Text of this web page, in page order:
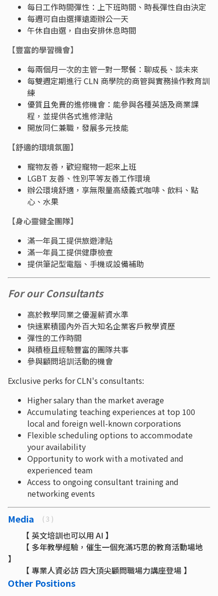
每日工作時間彈性：上下班時間、時長彈性自由決定
每週可自由選擇遠距辦公一天
午休自由選，自由安排休息時間
【豐富的學習機會】
每兩個月一次的主管一對一聚餐：聊成長、談未來
每雙週定期進行 CLN 商學院的商管與實務操作教育訓
練
優質且免費的進修機會：能參與各種英語及商業課
程，並提供各式進修津貼
開放同仁兼職，發展多元技能
【舒適的環境氛圍】
寵物友善，歡迎寵物一起來上班
LGBT 友善、性別平等友善工作環境
辦公環境舒適，享無限量高級義式咖啡、飲料、點
心、水果
【身心靈健全團隊】
滿一年員工提供旅遊津貼
滿一年員工提供健康檢查
提供筆記型電腦、手機或設備補助
For our Consultants
高於教學同業之優渥薪資水準
快速累積國內外百大知名企業客戶教學資歷
彈性的工作時間
與積極且經驗豐富的團隊共事
參與顧問培訓活動的機會
Exclusive perks for CLN's consultants:
Higher salary than the market average
Accumulating teaching experiences at top 100
local and foreign well-known corporations
Flexible scheduling options to accommodate
your availability
Opportunity to work with a motivated and
experienced team
Access to ongoing consultant training and
networking events
Media ( 3 )
【 英文培訓也可以用 AI 】
【 多年教學經驗，催生一個充滿巧思的教育活動場地
】
【 專業人資必訪 四大頂尖顧問職場力講座登場 】
Other Positions